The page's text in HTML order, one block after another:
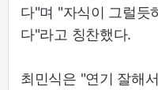
다"며 "자식이 그럴듯
다"라고 칭찬했다.
최민식은 "연기 잘해